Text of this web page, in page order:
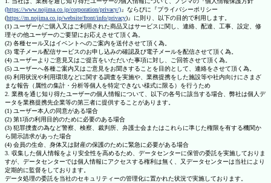
(https://www.nojima.co.jp/corporation/privacy/)』ならびに『プライバシーポリシー
(https://m.nojima.co.jp/website/front/info/privacy)』に則り、以下の目的で利用します。
(1) ユーザーがご購入又はご利用された商品又はサービスに関し、連絡、配達、工事、設定、修
理その他ユーザーのご要望にお応えさせて頂く為。
(2) 各種セール又はイベントへのご案内を送付させて頂く為。
(3) 電子メール配信サービスのお申し込みの確認及び電子メールを配信させて頂く為。
(4) ユーザーよりご意見又はご提言をいただいた事項に対し、ご回答させて頂く為。
(5) ユーザーへ各種ご案内又はご意見をお聞きすることを目的として、連絡をさせて頂く為。
(6) 利用状況や利用環境などに関する調査を実施や、業務提携をした施設等や社内向けにさまざ
まな報告（属性の集計・分析等個人を特定できない様式に限る）を行うため
2. 業務を通じ知り得たユーザーの個人情報について、以下の各号に該当する場合、弊社は個人デ
ータを業務提携先企業等の第三者に提供することがあります。
(1) ユーザー本人の同意がある場合
(2) 第1項の利用目的のために必要のある場合
(3) 犯罪捜査の為など警察、検察、裁判所、弁護士会またはこれらに準じた権限を有する機関か
ら開示請求があった場合
(4) 会員の生命、身体又は財産の保護のために緊急に必要がある場合
3. 収集した個人情報をより安全性を高めるため、データセンターに保管の委託を実施しておりま
すが、データセンターでは個人情報にアクセスする権利は無く、又データセンターは当社により
定期的に監督をしております。
データ処理の委託を当社のセキュリティーの管理化に置かれた状況で実施しております。